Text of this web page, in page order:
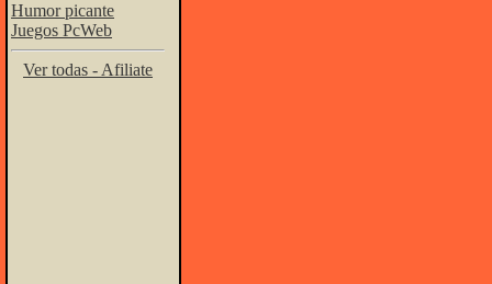
Humor picante
Juegos PcWeb
Ver todas - Afiliate